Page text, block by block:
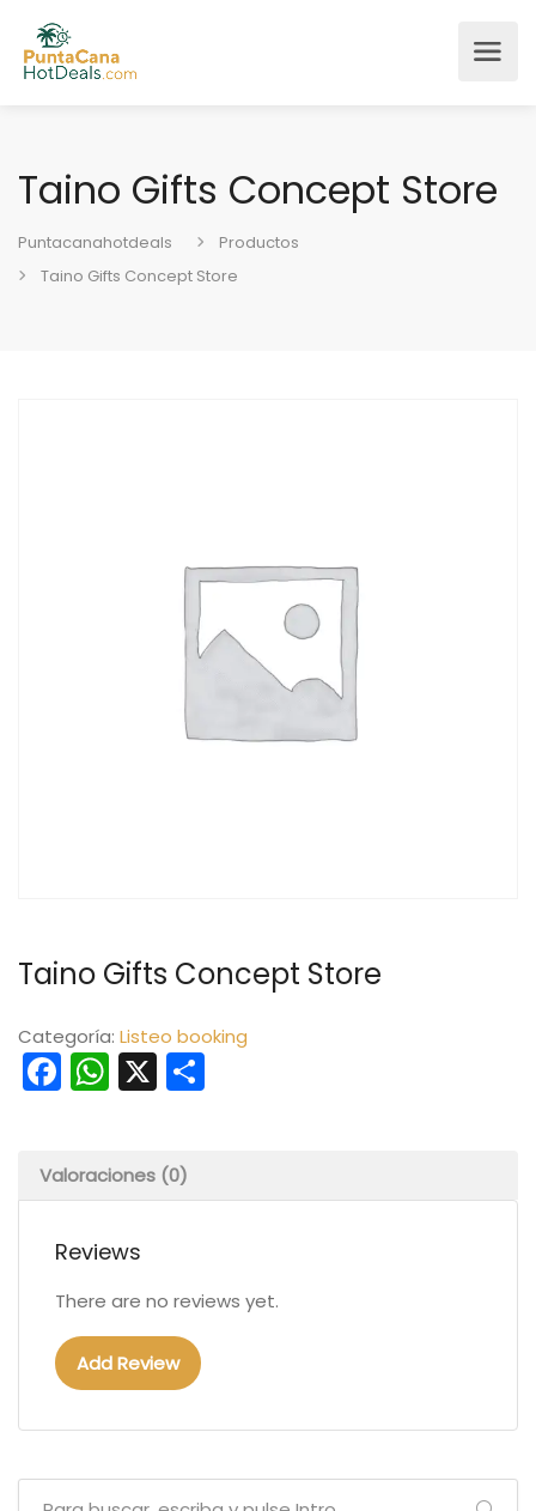
Taino Gifts Concept Store
Puntacanahotdeals
Productos
Taino Gifts Concept Store
Taino Gifts Concept Store
Categoría: Listeo booking
Facebook
WhatsApp
X
Valoraciones (0)
Reviews
There are no reviews yet.
Add Review